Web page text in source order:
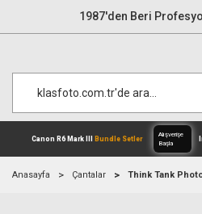
1987'den Beri
Anasayfa Çantalar Think Tank